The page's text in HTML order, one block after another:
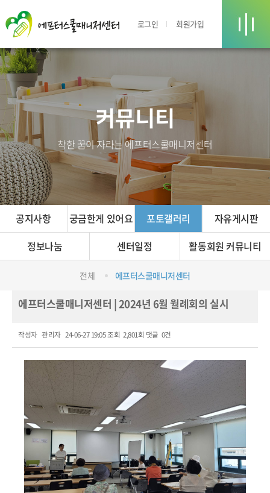
로그인 회원가입
커뮤니티
착한 꿈이 자라는 에프터스쿨매니저센터
공지사항 궁금한게 있어요 포토갤러리
전체 에프터스쿨매니저센터
자유게시판
정보나눔
센터일정 활동회원 커뮤니티
에프터스쿨매니저센터 | 2024년 6월 월례회의 실시
작성자 관리자 24-06-27 19:05조회 2,801회 댓글 0건